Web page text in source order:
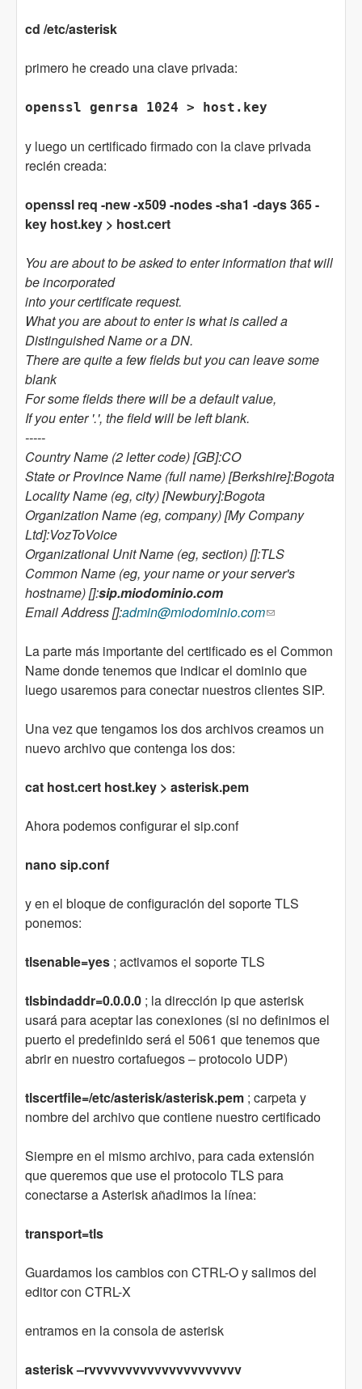
cd /etc/asterisk
primero he creado una clave privada:
openssl genrsa 1024 > host.key
y luego un certificado firmado con la clave privada
recién creada:
openssl req -new -x509 -nodes -sha1 -days 365 -
key host.key > host.cert
You are about to be asked to enter information that will
be incorporated
into your certificate request.
What you are about to enter is what is called a
Distinguished Name or a DN.
There are quite a few fields but you can leave some
blank
For some fields there will be a default value,
If you enter '.', the field will be left blank.
-----
Country Name (2 letter code) [GB]:CO
State or Province Name (full name) [Berkshire]:Bogota
Locality Name (eg, city) [Newbury]:Bogota
Organization Name (eg, company) [My Company
Ltd]:VozToVoice
Organizational Unit Name (eg, section) []:TLS
Common Name (eg, your name or your server's
hostname) []:sip.miodominio.com
Email Address []:admin@miodominio.com(link sends e-
La parte más importante del certificado es el Common
Name donde tenemos que indicar el dominio que
luego usaremos para conectar nuestros clientes SIP.
Una vez que tengamos los dos archivos creamos un
nuevo archivo que contenga los dos:
cat host.cert host.key > asterisk.pem
Ahora podemos configurar el sip.conf
nano sip.conf
y en el bloque de configuración del soporte TLS
ponemos:
tlsenable=yes ; activamos el soporte TLS
tlsbindaddr=0.0.0.0 ; la dirección ip que asterisk
usará para aceptar las conexiones (si no definimos el
puerto el predefinido será el 5061 que tenemos que
abrir en nuestro cortafuegos – protocolo UDP)
tlscertfile=/etc/asterisk/asterisk.pem ; carpeta y
nombre del archivo que contiene nuestro certificado
Siempre en el mismo archivo, para cada extensión
que queremos que use el protocolo TLS para
conectarse a Asterisk añadimos la línea:
transport=tls
Guardamos los cambios con CTRL-O y salimos del
editor con CTRL-X
entramos en la consola de asterisk
asterisk –rvvvvvvvvvvvvvvvvvvvvv